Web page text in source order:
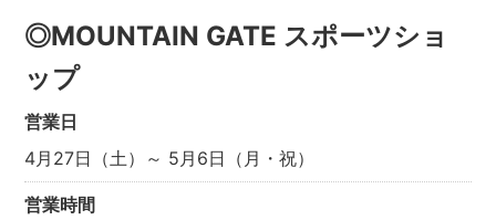
◎MOUNTAIN GATE スポーツショ
ップ
営業日
4月27日（土）～ 5月6日（月・祝）
営業時間